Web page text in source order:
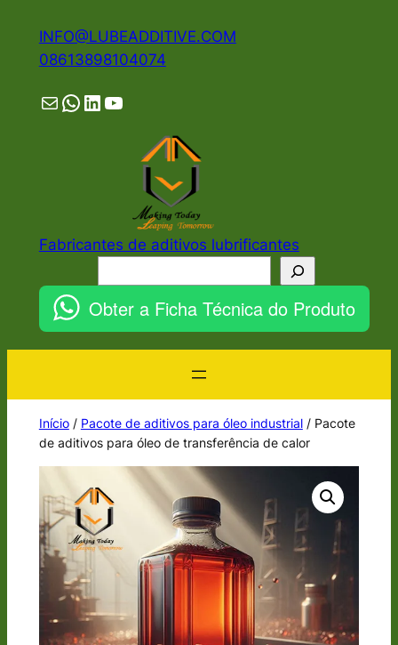
INFO@LUBEADDITIVE.COM
08613898104074
MailWhatsApp
LinkedIn
YouTube
Fabricantes de aditivos lubrificantes
Obter a Ficha Técnica do Produto
Início/ Pacote de aditivos para óleo industrial/ Pacote
de aditivos para óleo de transferência de calor